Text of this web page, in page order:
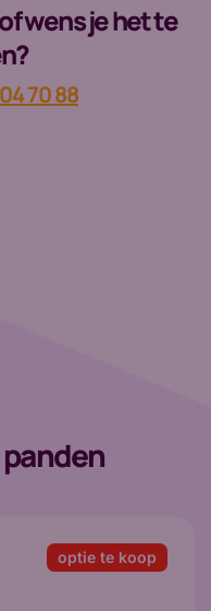
wens je het te
70 88
optie te koop